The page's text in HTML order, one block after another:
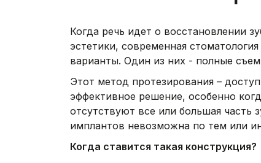
Когда речь идет о восстановлении
эстетики, современная
варианты. Один из них - полные
Этот метод протезирования –
эффективное решение, особенно
отсутствуют все или большая часть
имплантов невозможна по тем или
Когда ставится такая конструкция?